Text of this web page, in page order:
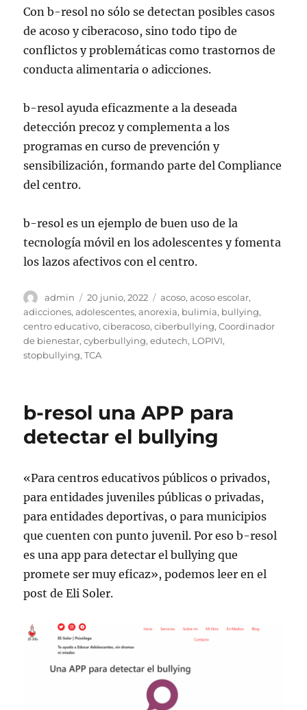
Con b-resol no sólo se detectan posibles casos
de acoso y ciberacoso, sino todo tipo de
conflictos y problemáticas como trastornos de
conducta alimentaria o adicciones.
b-resol ayuda eficazmente a la deseada
detección precoz y complementa a los
programas en curso de prevención y
sensibilización, formando parte del Compliance
del centro.
b-resol es un ejemplo de buen uso de la
tecnología móvil en los adolescentes y fomenta
los lazos afectivos con el centro.
Autor
admin
Publicado
el
20 junio, 2022 Etiquetas
acoso,acoso escolar,
adicciones,adolescentes,anorexia, bulimia, bullying,
centro educativo,ciberacoso,ciberbullying,Coordinador
de bienestar,cyberbullying,edutech, LOPIVI,
stopbullying,TCA
b-resol una APP para
detectar el bullying
«Para centros educativos públicos o privados,
para entidades juveniles públicas o privadas,
para entidades deportivas, o para municipios
que cuenten con punto juvenil. Por eso b-resol
es una app para detectar el bullying que
promete ser muy eficaz», podemos leer en el
post de Eli Soler.